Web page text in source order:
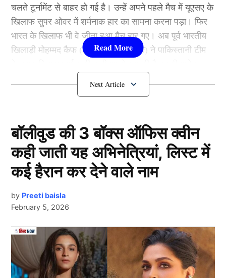
चलते टूर्नामेंट से बाहर हो गई है। उन्हें अपने पहले मैच में यूएसए के
खिलाफ सुपर ओवर में शर्मनाक हार का सामना करना पड़ा। फिर
भारत के खिलाफ भी वे जीता हुआ मैच हार गए। अब पूर्व भारतीय
खिलाड़ी मोहम्मद कैफ (Mohammad Kaif) ने पाकिस्तानी टीम
आलोचना
Next Article
बॉलीवुड की 3 बॉक्स ऑफिस क्वीन
कही जाती यह अभिनेत्रियां, लिस्ट में
कई हैरान कर देने वाले नाम
by Preeti baisla
February 5, 2026